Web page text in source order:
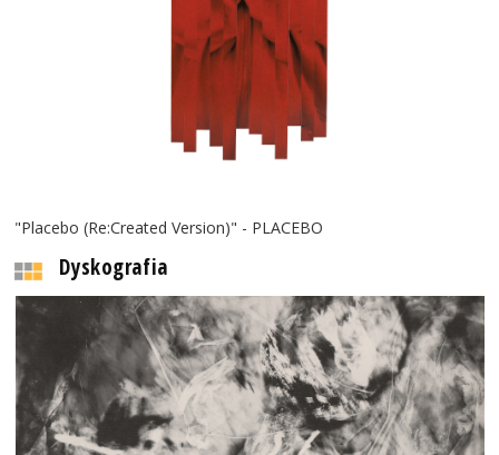
"Placebo (Re:Created Version)" - PLACEBO
Dyskografia